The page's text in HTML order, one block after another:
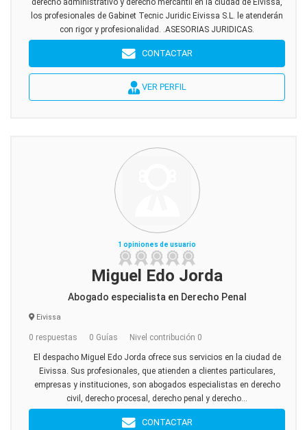
derecho administrativo y derecho mercantil en la ciudad de Eivissa,
los profesionales de Gabinet Tecnic Juridic Eivissa S.L. le atenderán
con rigor y profesionalidad. .ASESORIAS JURIDICAS.
CONTACTAR
VER PERFIL
1 opiniones de usuario
Miguel Edo Jorda
Abogado especialista en Derecho Penal
Eivissa
0 respuestas 0 Guías Nivel contribución 0
El despacho Miguel Edo Jorda ofrece sus servicios en la ciudad de
Eivissa. Sus profesionales, que atienden a clientes particulares,
empresas y instituciones, son abogados especialistas en derecho
civil, derecho procesal, derecho penal y derecho...
CONTACTAR